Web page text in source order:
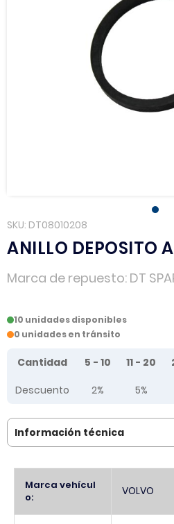
SKU DT08010208
ANILLO DEPOSITO
Marca de repuesto DT
10 unidades disponibles
0 unidades en tránsito
Tier prices table
Cantidad 5 - 10 11 - 20
Descuento
2% 5%
Información técnica
Información
Marca vehícul
o:
VOLVO